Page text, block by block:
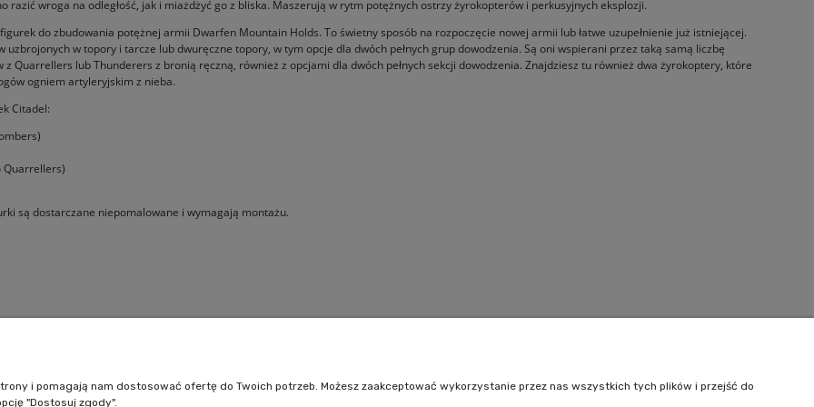
wroga na odległość, jak i miażdżyć go z bliska. Maszerują w rytm potężnych ostrzy żyrokopterów i perkusyjnych eksplozji.
do zbudowania potężnej armii Dwarfen Mountain Holds. To świetny sposób na rozpoczęcie nowej armii lub łatwe uzupełnienie już istniejącej.
w topory i tarcze lub dwuręczne topory, w tym opcje dla dwóch pełnych grup dowodzenia. Są oni wspierani przez taką samą liczbę
Quarrellers lub Thunderers z bronią ręczną, również z opcjami dla dwóch pełnych sekcji dowodzenia. Znajdziesz tu również dwa żyrokoptery, które
ogniem artyleryjskim z nieba.
Citadel:
Quarrellers)
są dostarczane niepomalowane i wymagają montażu.
Jak kupować?
Polityka prywatności
Logowanie
O nas
i pomagają nam dostosować ofertę do Twoich potrzeb. Możesz zaakceptować wykorzystanie przez nas wszystkich tych plików i przejść do
"Dostosuj zgody".